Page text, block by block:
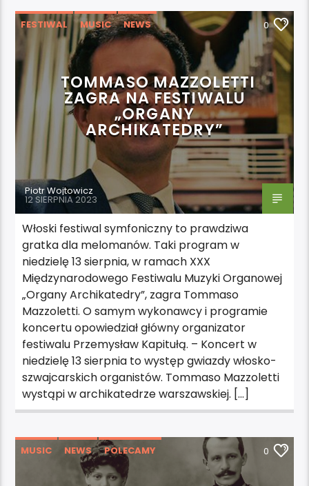
FESTIWAL MUSIC
NEWS
WYDARZENIA
0
TOMMASO MAZZOLETTI
ZAGRA NA FESTIWALU
„ORGANY
ARCHIKATEDRY”
Piotr Wojtowicz
12 SIERPNIA 2023
Włoski festiwal symfoniczny to prawdziwa
gratka dla melomanów. Taki program w
niedzielę 13 sierpnia, w ramach XXX
Międzynarodowego Festiwalu Muzyki Organowej
„Organy Archikatedry”, zagra Tommaso
Mazzoletti. O samym wykonawcy i programie
koncertu opowiedział główny organizator
festiwalu Przemysław Kapitułą. – Koncert w
niedzielę 13 sierpnia to występ gwiazdy włosko-
szwajcarskich organistów. Tommaso Mazzoletti
wystąpi w archikatedrze warszawskiej. […]
MUSIC NEWS
POLECAMY
WYDARZENIA
0